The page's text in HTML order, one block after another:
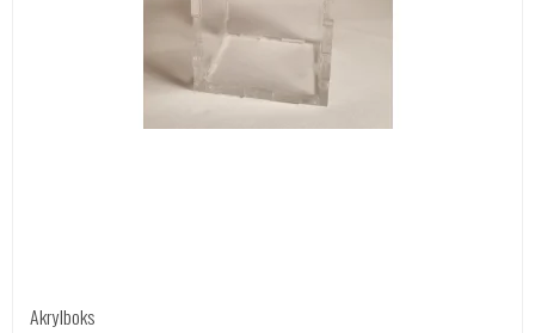
Akrylboks